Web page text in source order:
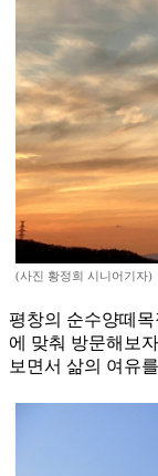
(사진 황정희 시니어기자)
평창의 순수양떼
에 맞춰 방문해보
보면서 삶의 여유